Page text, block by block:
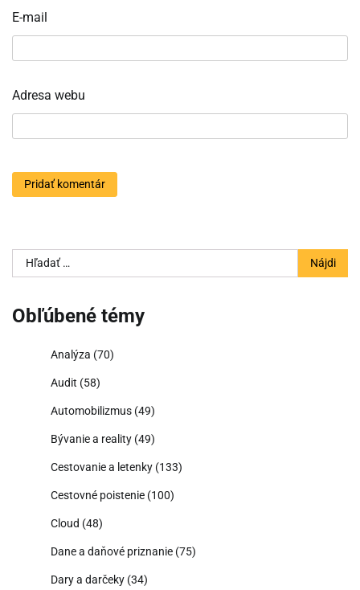
E-mail
Adresa webu
Hľadať:
Obľúbené témy
Analýza (70)
Audit (58)
Automobilizmus (49)
Bývanie a reality (49)
Cestovanie a letenky (133)
Cestovné poistenie (100)
Cloud (48)
Dane a daňové priznanie (75)
Dary a darčeky (34)